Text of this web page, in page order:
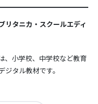
リタニカ・スクールエディ
、小学校、中学校など教育
タル教材です。